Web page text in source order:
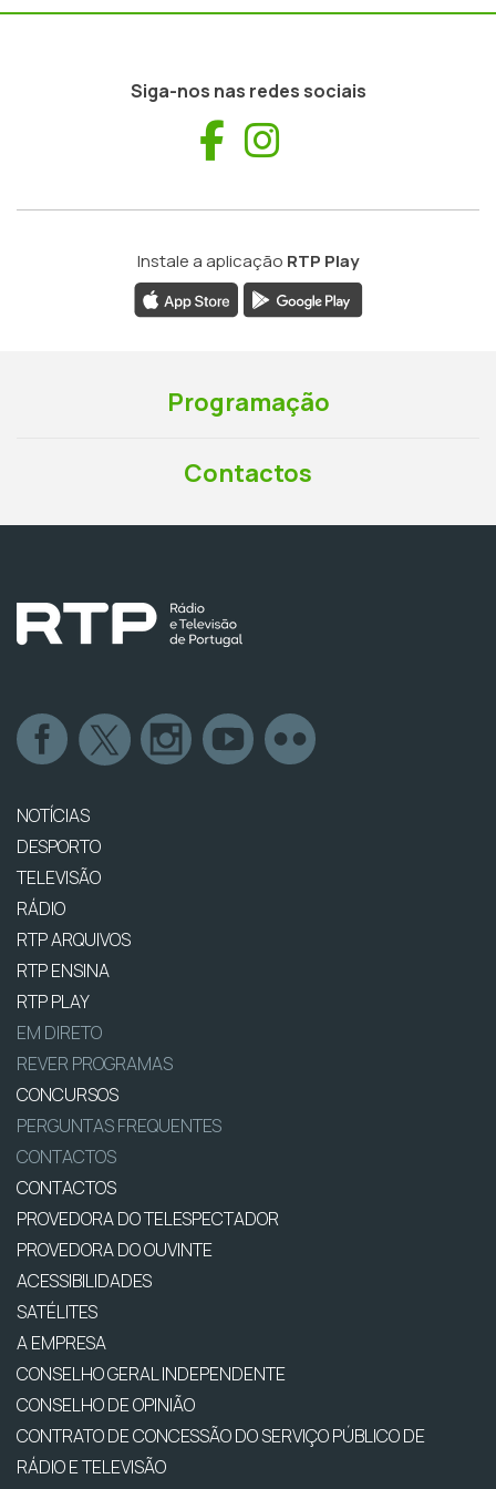
Siga-nos nas redes sociais
Facebook
Instale a aplicação RTP Play
Programação
Contactos
NOTÍCIAS
DESPORTO
TELEVISÃO
RÁDIO
RTP ARQUIVOS
RTP ENSINA
RTP PLAY
EM DIRETO
REVER PROGRAMAS
CONCURSOS
PERGUNTAS FREQUENTES
CONTACTOS
CONTACTOS
PROVEDORA DO TELESPECTADOR
PROVEDORA DO OUVINTE
ACESSIBILIDADES
SATÉLITES
A EMPRESA
CONSELHO GERAL INDEPENDENTE
CONSELHO DE OPINIÃO
CONTRATO DE CONCESSÃO DO SERVIÇO PÚBLICO DE
RÁDIO E TELEVISÃO